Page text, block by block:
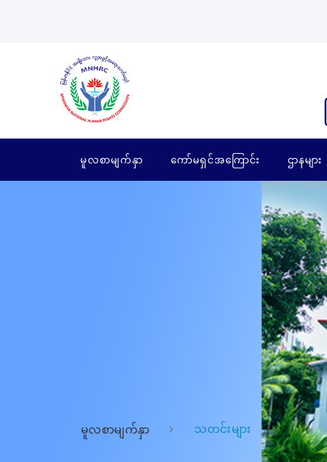
မူလစာမျက်နှာ ကော်မရှင်အကြောင်း ဌာနများ
မူလစာမျက်နှာ သတင်းများ